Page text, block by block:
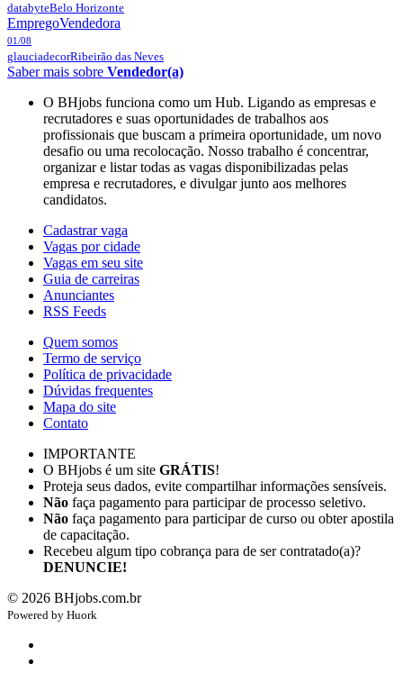
databyteBelo Horizonte
EmpregoVendedora
01/08
glauciadecorRibeirão das Neves
Saber mais sobre Vendedor(a)
O BHjobs funciona como um Hub. Ligando as empresas e
recrutadores e suas oportunidades de trabalhos aos
profissionais que buscam a primeira oportunidade, um novo
desafio ou uma recolocação. Nosso trabalho é concentrar,
organizar e listar todas as vagas disponibilizadas pelas
empresa e recrutadores, e divulgar junto aos melhores
candidatos.
Cadastrar vaga
Vagas por cidade
Vagas em seu site
Guia de carreiras
Anunciantes
RSS Feeds
Quem somos
Termo de serviço
Política de privacidade
Dúvidas frequentes
Mapa do site
Contato
IMPORTANTE
O BHjobs é um site GRÁTIS!
Proteja seus dados, evite compartilhar informações sensíveis.
Não faça pagamento para participar de processo seletivo.
Não faça pagamento para participar de curso ou obter apostila
de capacitação.
Recebeu algum tipo cobrança para de ser contratado(a)?
DENUNCIE!
© 2026 BHjobs.com.br
Powered by Huork